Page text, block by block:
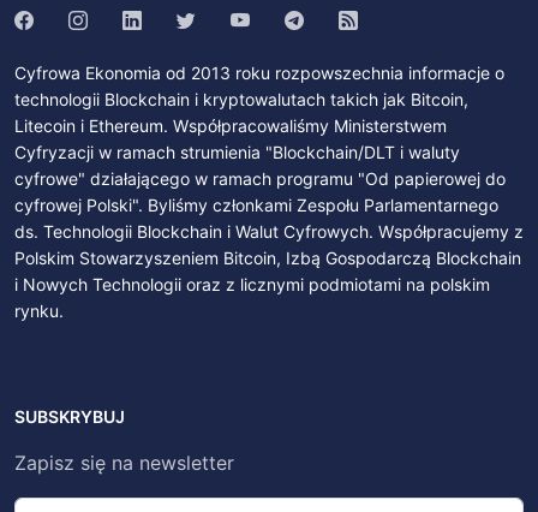
Cyfrowa Ekonomia od 2013 roku rozpowszechnia informacje o
technologii Blockchain i kryptowalutach takich jak Bitcoin,
Litecoin i Ethereum. Współpracowaliśmy Ministerstwem
Cyfryzacji w ramach strumienia "Blockchain/DLT i waluty
cyfrowe" działającego w ramach programu "Od papierowej do
cyfrowej Polski". Byliśmy członkami Zespołu Parlamentarnego
ds. Technologii Blockchain i Walut Cyfrowych. Współpracujemy z
Polskim Stowarzyszeniem Bitcoin, Izbą Gospodarczą Blockchain
i Nowych Technologii oraz z licznymi podmiotami na polskim
rynku.
SUBSKRYBUJ
Zapisz się na newsletter